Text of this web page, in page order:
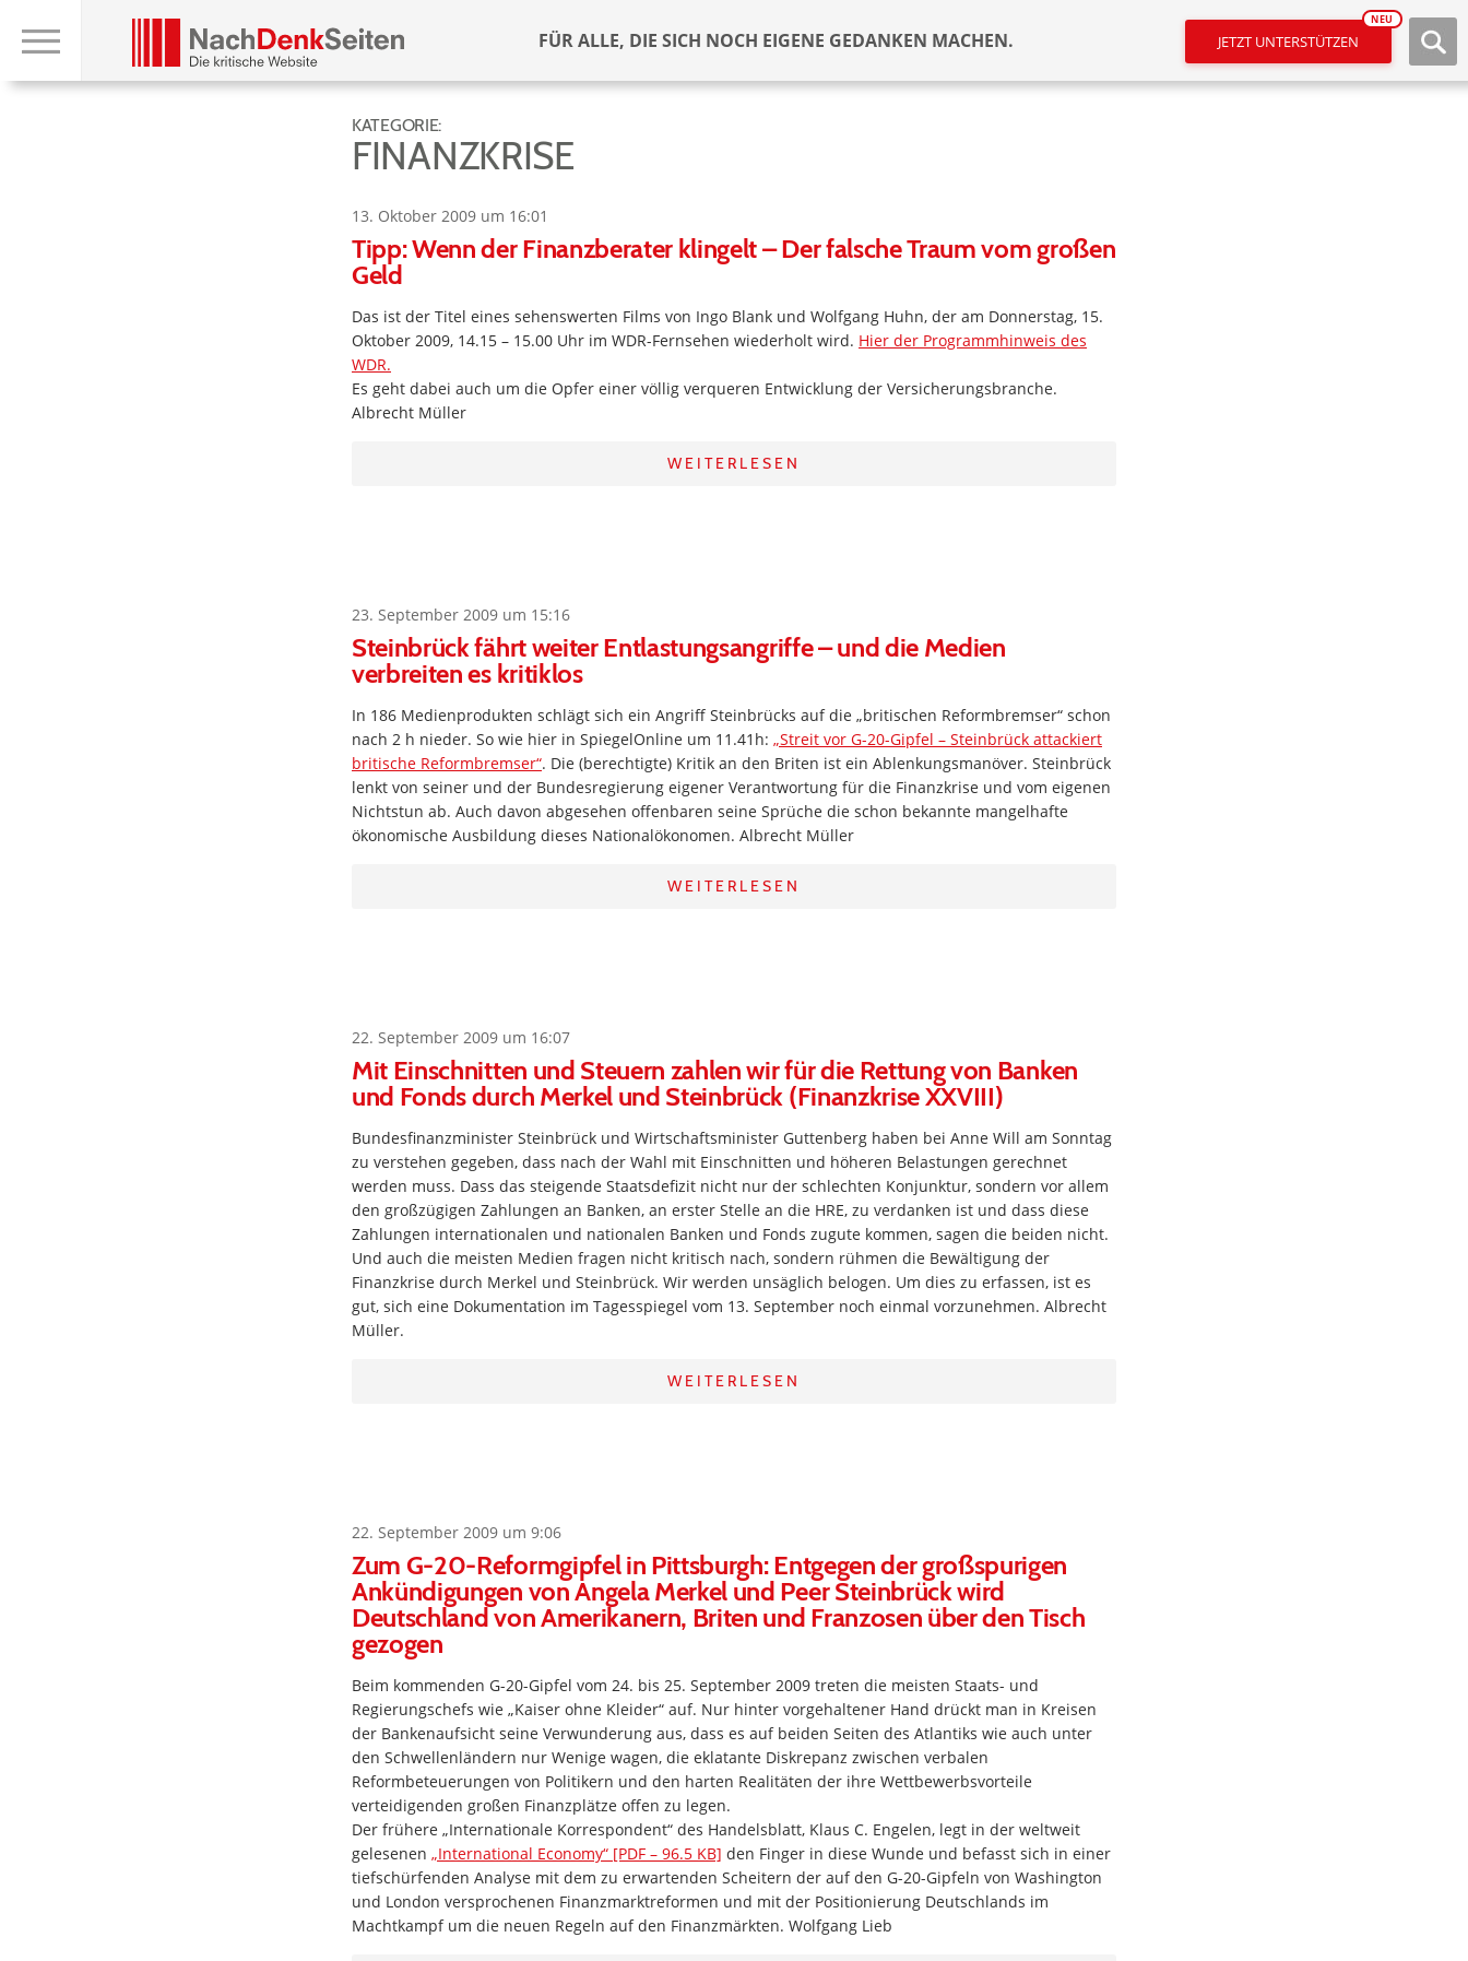
FÜR ALLE, DIE SICH NOCH EIGENE GEDANKEN MACHEN. JETZT UNTERSTÜTZEN
NEU
KATEGORIE:
FINANZKRISE
13. Oktober 2009 um 16:01
Tipp: Wenn der Finanzberater klingelt – Der falsche Traum vom großen
Geld
Das ist der Titel eines sehenswerten Films von Ingo Blank und Wolfgang Huhn, der am Donnerstag, 15.
Oktober 2009, 14.15 – 15.00 Uhr im WDR-Fernsehen wiederholt wird. Hier der Programmhinweis des
WDR.
Es geht dabei auch um die Opfer einer völlig verqueren Entwicklung der Versicherungsbranche.
Albrecht Müller
WEITERLESEN
23. September 2009 um 15:16
Steinbrück fährt weiter Entlastungsangriffe – und die Medien
verbreiten es kritiklos
In 186 Medienprodukten schlägt sich ein Angriff Steinbrücks auf die „britischen Reformbremser“ schon
nach 2 h nieder. So wie hier in SpiegelOnline um 11.41h: „Streit vor G-20-Gipfel – Steinbrück attackiert
britische Reformbremser“. Die (berechtigte) Kritik an den Briten ist ein Ablenkungsmanöver. Steinbrück
lenkt von seiner und der Bundesregierung eigener Verantwortung für die Finanzkrise und vom eigenen
Nichtstun ab. Auch davon abgesehen offenbaren seine Sprüche die schon bekannte mangelhafte
ökonomische Ausbildung dieses Nationalökonomen. Albrecht Müller
WEITERLESEN
22. September 2009 um 16:07
Mit Einschnitten und Steuern zahlen wir für die Rettung von Banken
und Fonds durch Merkel und Steinbrück (Finanzkrise XXVIII)
Bundesfinanzminister Steinbrück und Wirtschaftsminister Guttenberg haben bei Anne Will am Sonntag
zu verstehen gegeben, dass nach der Wahl mit Einschnitten und höheren Belastungen gerechnet
werden muss. Dass das steigende Staatsdefizit nicht nur der schlechten Konjunktur, sondern vor allem
den großzügigen Zahlungen an Banken, an erster Stelle an die HRE, zu verdanken ist und dass diese
Zahlungen internationalen und nationalen Banken und Fonds zugute kommen, sagen die beiden nicht.
Und auch die meisten Medien fragen nicht kritisch nach, sondern rühmen die Bewältigung der
Finanzkrise durch Merkel und Steinbrück. Wir werden unsäglich belogen. Um dies zu erfassen, ist es
gut, sich eine Dokumentation im Tagesspiegel vom 13. September noch einmal vorzunehmen. Albrecht
Müller.
WEITERLESEN
22. September 2009 um 9:06
Zum G-20-Reformgipfel in Pittsburgh: Entgegen der großspurigen
Ankündigungen von Angela Merkel und Peer Steinbrück wird
Deutschland von Amerikanern, Briten und Franzosen über den Tisch
gezogen
Beim kommenden G-20-Gipfel vom 24. bis 25. September 2009 treten die meisten Staats- und
Regierungschefs wie „Kaiser ohne Kleider“ auf. Nur hinter vorgehaltener Hand drückt man in Kreisen
der Bankenaufsicht seine Verwunderung aus, dass es auf beiden Seiten des Atlantiks wie auch unter
den Schwellenländern nur Wenige wagen, die eklatante Diskrepanz zwischen verbalen
Reformbeteuerungen von Politikern und den harten Realitäten der ihre Wettbewerbsvorteile
verteidigenden großen Finanzplätze offen zu legen.
Der frühere „Internationale Korrespondent“ des Handelsblatt, Klaus C. Engelen, legt in der weltweit
gelesenen „International Economy“ [PDF – 96.5 KB] den Finger in diese Wunde und befasst sich in einer
tiefschürfenden Analyse mit dem zu erwartenden Scheitern der auf den G-20-Gipfeln von Washington
und London versprochenen Finanzmarktreformen und mit der Positionierung Deutschlands im
Machtkampf um die neuen Regeln auf den Finanzmärkten. Wolfgang Lieb